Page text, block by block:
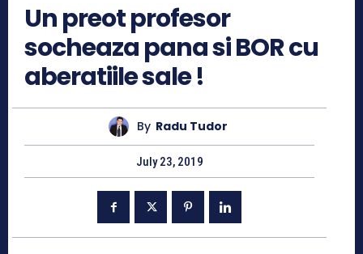
Un preot profesor
socheaza pana si BOR cu
aberatiile sale !
By Radu Tudor
July 23, 2019